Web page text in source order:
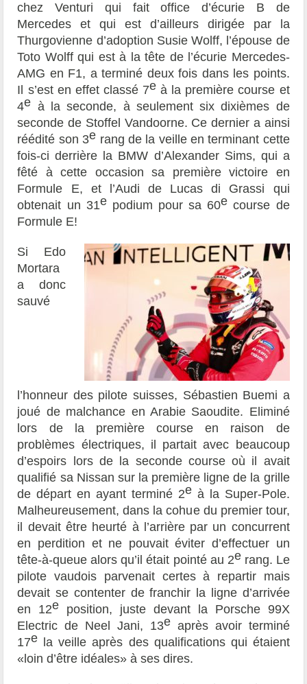
chez Venturi qui fait office d’écurie B de
Mercedes et qui est d’ailleurs dirigée par la
Thurgovienne d’adoption Susie Wolff, l’épouse de
Toto Wolff qui est à la tête de l’écurie Mercedes-
AMG en F1, a terminé deux fois dans les points.
Il s’est en effet classé 7e à la première course et
4e à la seconde, à seulement six dixièmes de
seconde de Stoffel Vandoorne. Ce dernier a ainsi
réédité son 3e rang de la veille en terminant cette
fois-ci derrière la BMW d’Alexander Sims, qui a
fêté à cette occasion sa première victoire en
Formule E, et l’Audi de Lucas di Grassi qui
obtenait un 31epodium pour sa 60e course de
Formule E!
Si Edo
Mortara
a donc
sauvé
l’honneur des pilote suisses, Sébastien Buemi a
joué de malchance en Arabie Saoudite. Eliminé
lors de la première course en raison de
problèmes électriques, il partait avec beaucoup
d’espoirs lors de la seconde course où il avait
qualifié sa Nissan sur la première ligne de la grille
de départ en ayant terminé 2eà la Super-Pole.
Malheureusement, dans la cohue du premier tour,
il devait être heurté à l’arrière par un concurrent
en perdition et ne pouvait éviter d’effectuer un
tête-à-queue alors qu’il était pointé au 2erang. Le
pilote vaudois parvenait certes à repartir mais
devait se contenter de franchir la ligne d’arrivée
en 12e position, juste devant la Porsche 99X
Electric de Neel Jani, 13eaprès avoir terminé
17e la veille après des qualifications qui étaient
«loin d’être idéales» à ses dires.